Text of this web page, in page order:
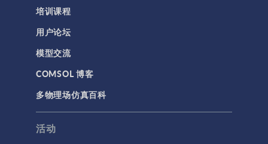
结构动力学
API
代理模型
仿真 App
培训课程
用户论坛
模型交流
COMSOL 博客
多物理场仿真百科
活动